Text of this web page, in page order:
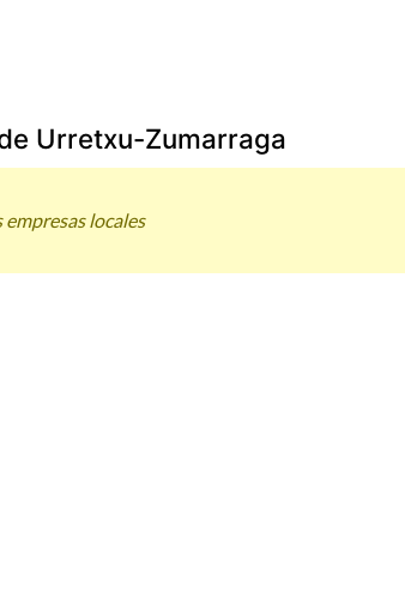
Urretxu-Zumarraga
locales